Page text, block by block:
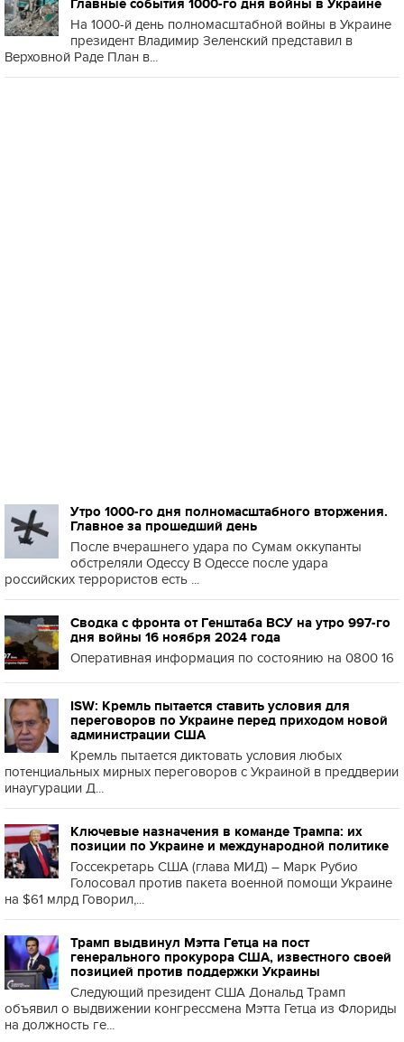
Главные события 1000-го дня войны в Украине
На 1000-й день полномасштабной войны в Украине
президент Владимир Зеленский представил в
Верховной Раде План в...
Утро 1000-го дня полномасштабного вторжения.
Главное за прошедший день
После вчерашнего удара по Сумам оккупанты
обстреляли Одессу В Одессе после удара
российских террористов есть ...
Сводка с фронта от Генштаба ВСУ на утро 997-го
дня войны 16 ноября 2024 года
Оперативная информация по состоянию на 0800 16
ISW: Кремль пытается ставить условия для
переговоров по Украине перед приходом новой
администрации США
Кремль пытается диктовать условия любых
потенциальных мирных переговоров с Украиной в преддверии
инаугурации Д...
Ключевые назначения в команде Трампа: их
позиции по Украине и международной политике
Госсекретарь США (глава МИД) – Марк Рубио
Голосовал против пакета военной помощи Украине
на $61 млрд Говорил,...
Трамп выдвинул Мэтта Гетца на пост
генерального прокурора США, известного своей
позицией против поддержки Украины
Следующий президент США Дональд Трамп
объявил о выдвижении конгрессмена Мэтта Гетца из Флориды
на должность ге...